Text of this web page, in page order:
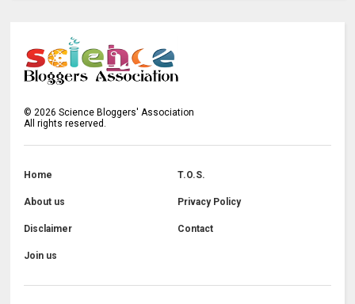
©2026 Science Bloggers' Association
All rights reserved.
Home T.O.S.
About us Privacy Policy
Disclaimer Contact
Join us